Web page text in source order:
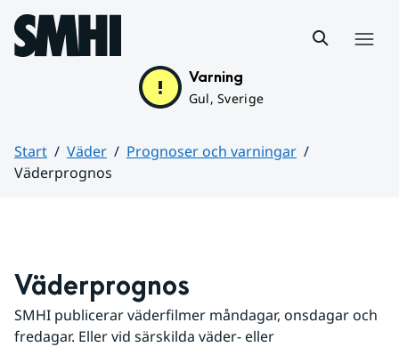
Hoppa till sidans innehåll
Varning
Gul, Sverige
Start Väder
Prognoser och varningar
Väderprognos
Väderprognos
SMHI publicerar väderfilmer måndagar, onsdagar och
fredagar. Eller vid särskilda väder- eller